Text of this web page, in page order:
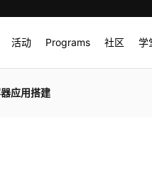
活动 Programs 社区 学
应用搭建